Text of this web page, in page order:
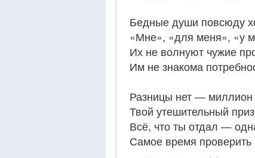
Бедные души повсюду
«Мне», «для меня», «у
Их не волнуют чужие
Им не знакома
Разницы нет — миллион
Твой утешительный
Всё, что ты отдал —
Самое время